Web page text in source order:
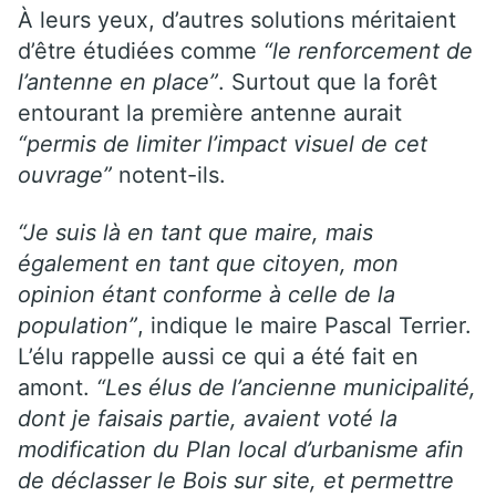
À leurs yeux, d’autres solutions méritaient
d’être étudiées comme “le renforcement de
l’antenne en place”. Surtout que la forêt
entourant la première antenne aurait
“permis de limiter l’impact visuel de cet
ouvrage” notent-ils.
“Je suis là en tant que maire, mais
également en tant que citoyen, mon
opinion étant conforme à celle de la
population”, indique le maire Pascal Terrier.
L’élu rappelle aussi ce qui a été fait en
amont. “Les élus de l’ancienne municipalité,
dont je faisais partie, avaient voté la
modification du Plan local d’urbanisme afin
de déclasser le Bois sur site, et permettre